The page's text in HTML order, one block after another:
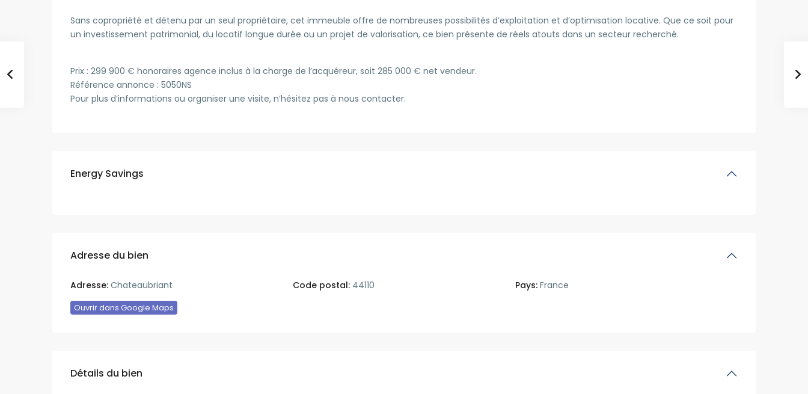
Sans copropriété et détenu par un seul propriétaire, cet immeuble offre de nombreuses possibilités d’exploitation et d’optimisation locative. Que ce soit pour
un investissement patrimonial, du locatif longue durée ou un projet de valorisation, ce bien présente de réels atouts dans un secteur recherché.
Prix : 299 900 € honoraires agence inclus à la charge de l’acquéreur, soit 285 000 € net vendeur.
Référence annonce : 5050NS
Pour plus d’informations ou organiser une visite, n’hésitez pas à nous contacter.
Energy Savings
Adresse du bien
Adresse: Chateaubriant Code postal: 44110 Pays: France
Ouvrir dans Google Maps
Détails du bien